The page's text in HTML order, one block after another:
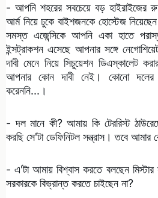
- আপনি শহরের সবচেয়ে বড় হাইরাইজের
আর্ম নিয়ে ঢুকে বাইশজনকে হোস্টেজ
সমস্ত এজেন্সিকে আপনি একা হাতে
ইন্সট্রাকশন এসেছে আপনার সঙ্গে
দাবী মেনে নিয়ে সিচুয়েশন ডিএস্কালেট
আপনার কোন দাবী নেই। কোনো
করেননি...।
- দল মানে কী? আমায় কি টেররিস্ট
করছি সে'টা ডেফিনিটল সন্ত্রাস। তবে আমার
- এ'টা আমায় বিশ্বাস করতে বলছেন মিস্টার
সরকারকে বিভ্রান্ত করতে চাইছেন না?